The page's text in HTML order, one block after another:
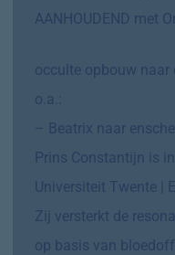
AANHOUDEND met
occulte opbouw naar
o.a.:
– Beatrix naar
Prins Constantijn is
Universiteit Twente |
Zij versterkt de
op basis van